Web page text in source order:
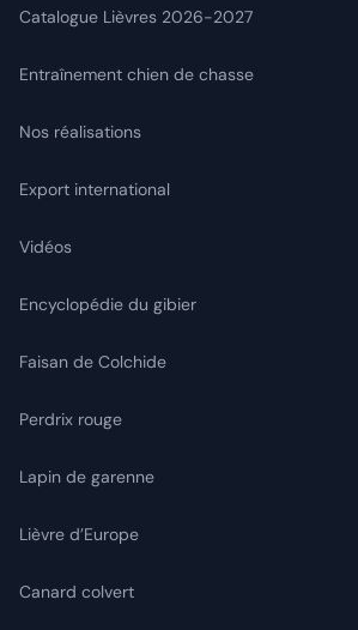
Catalogue Lièvres 2026-2027
Entraînement chien de chasse
Nos réalisations
Export international
Vidéos
Encyclopédie du gibier
Faisan de Colchide
Perdrix rouge
Lapin de garenne
Lièvre d’Europe
Canard colvert